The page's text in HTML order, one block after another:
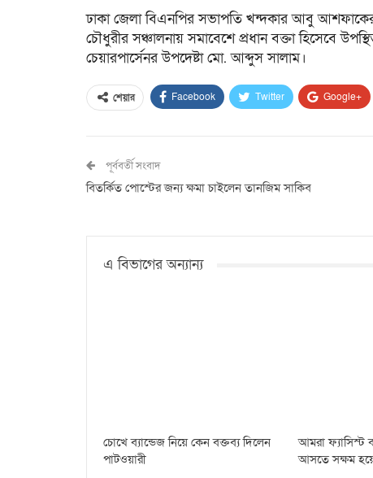
ঢাকা জেলা বিএনপির সভাপতি খন্দকার আবু
চৌধুরীর সঞ্চালনায় সমাবেশে প্রধান বক্তা হিসেবে
চেয়ারপার্সেনর উপদেষ্টা মো. আব্দুস সালাম।
শেয়ার Facebook Twitter Google+
পূর্ববর্তী সংবাদ
বিতর্কিত পোস্টের জন্য ক্ষমা চাইলেন তানজিম সাকিব
এ বিভাগের অন্যান্য
চোখে ব্যান্ডেজ নিয়ে কেন বক্তব্য দিলেন
পাটওয়ারী
আমরা ফ্যাসিস্ট
আসতে সক্ষম